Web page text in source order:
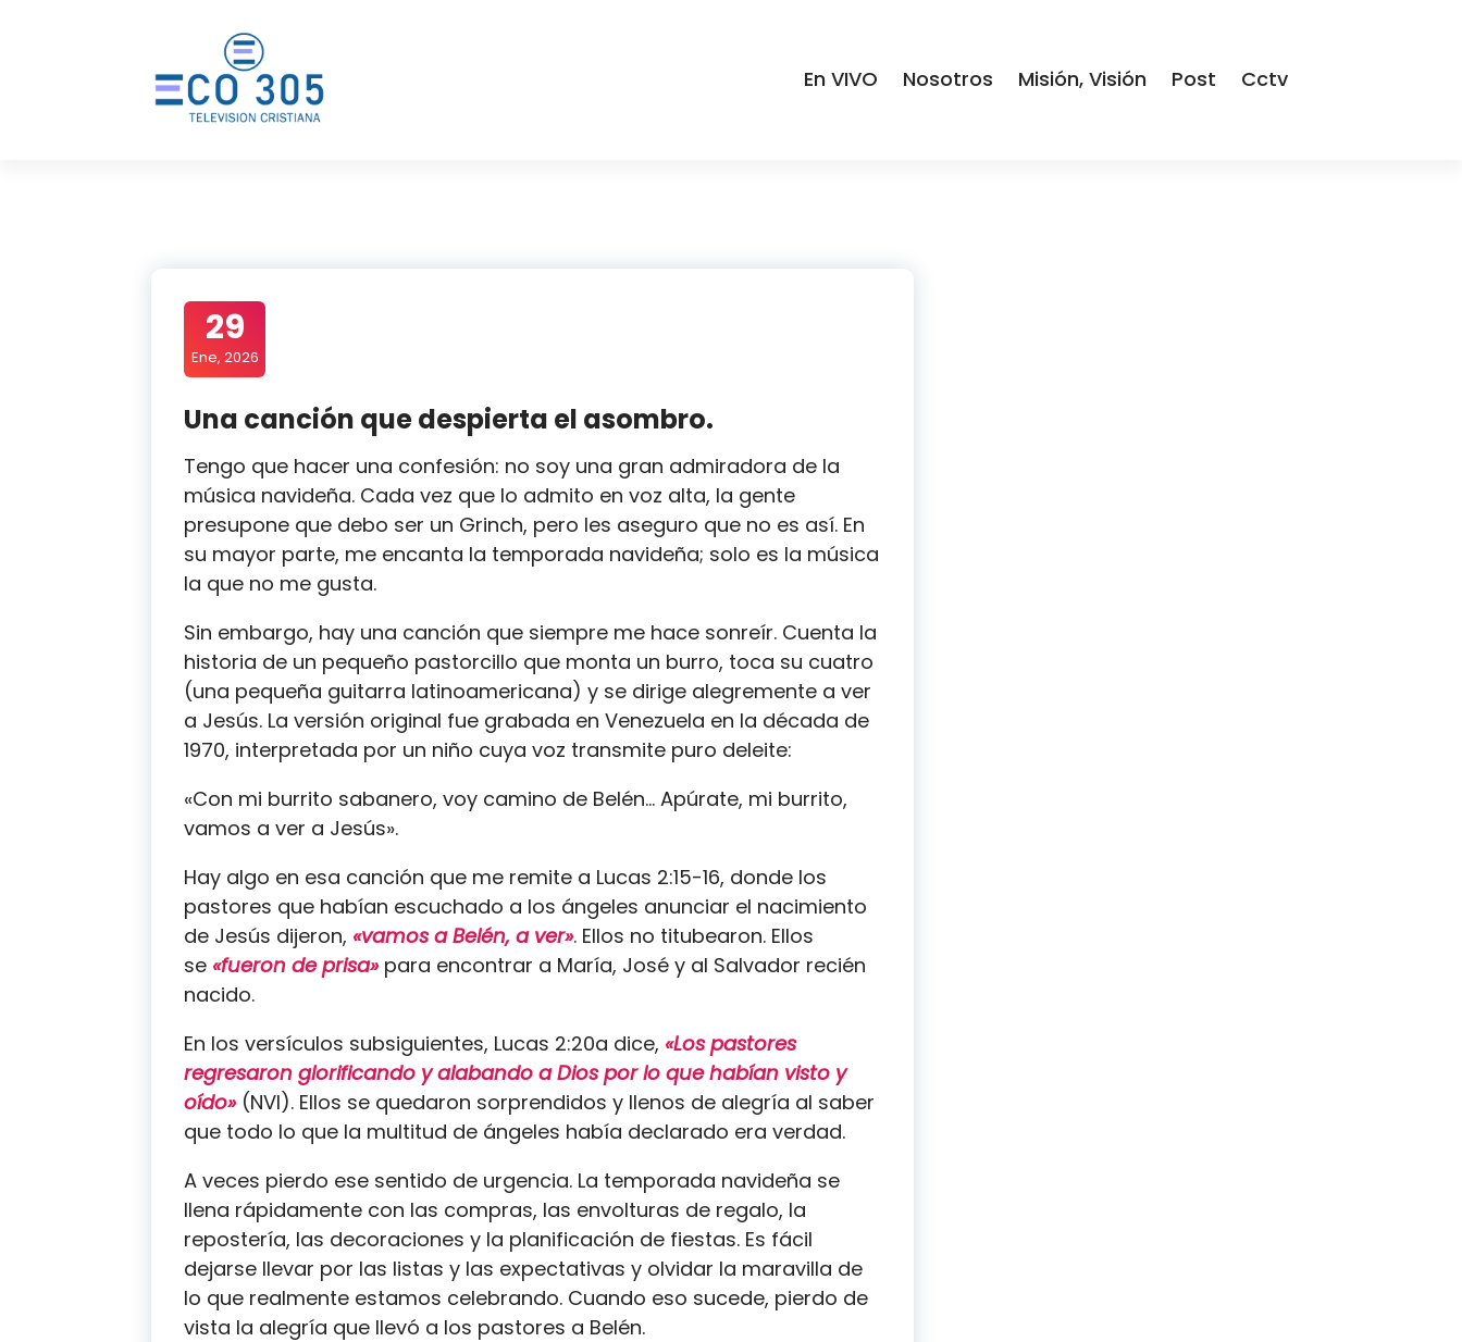
En VIVO Nosotros Misión, Visión Post Cctv
29
Ene, 2026
Una canción que despierta el asombro.
Tengo que hacer una confesión: no soy una gran admiradora de la
música navideña. Cada vez que lo admito en voz alta, la gente
presupone que debo ser un Grinch, pero les aseguro que no es así. En
su mayor parte, me encanta la temporada navideña; solo es la música
la que no me gusta.
Sin embargo, hay una canción que siempre me hace sonreír. Cuenta la
historia de un pequeño pastorcillo que monta un burro, toca su cuatro
(una pequeña guitarra latinoamericana) y se dirige alegremente a ver
a Jesús. La versión original fue grabada en Venezuela en la década de
1970, interpretada por un niño cuya voz transmite puro deleite:
«Con mi burrito sabanero, voy camino de Belén… Apúrate, mi burrito,
vamos a ver a Jesús».
Hay algo en esa canción que me remite a Lucas 2:15-16, donde los
pastores que habían escuchado a los ángeles anunciar el nacimiento
de Jesús dijeron, «vamos a Belén, a ver». Ellos no titubearon. Ellos
se «fueron de prisa»para encontrar a María, José y al Salvador recién
nacido.
En los versículos subsiguientes, Lucas 2:20a dice, «Los pastores
regresaron glorificando y alabando a Dios por lo que habían visto y
oído»(NVI). Ellos se quedaron sorprendidos y llenos de alegría al saber
que todo lo que la multitud de ángeles había declarado era verdad.
A veces pierdo ese sentido de urgencia. La temporada navideña se
llena rápidamente con las compras, las envolturas de regalo, la
repostería, las decoraciones y la planificación de fiestas. Es fácil
dejarse llevar por las listas y las expectativas y olvidar la maravilla de
lo que realmente estamos celebrando. Cuando eso sucede, pierdo de
vista la alegría que llevó a los pastores a Belén.